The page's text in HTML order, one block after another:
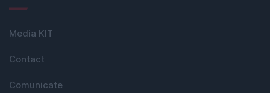
Media KIT
Contact
Comunicate